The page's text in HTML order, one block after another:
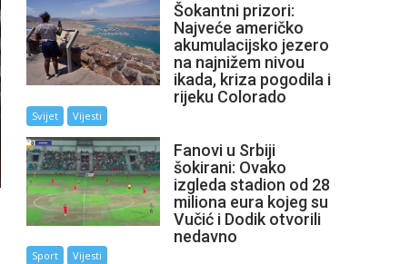
Šokantni prizori:
Najveće američko
akumulacijsko jezero
na najnižem nivou
ikada, kriza pogodila i
rijeku Colorado
Svijet Vijesti
Fanovi u Srbiji
šokirani: Ovako
izgleda stadion od 28
miliona eura kojeg su
Vučić i Dodik otvorili
nedavno
Sport Vijesti